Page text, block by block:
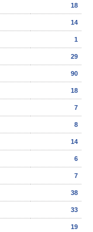
18
14
1
29
90
18
7
8
14
6
7
38
33
19